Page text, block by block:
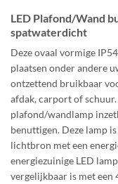
LED Plafond/Wand
spatwaterdicht
Deze ovaal vormige
plaatsen onder andere
ontzettend bruikbaar
afdak, carport of
plafond/wandlamp
benuttigen. Deze lamp
lichtbron met een
energiezuinige LED
vergelijkbaar is met een